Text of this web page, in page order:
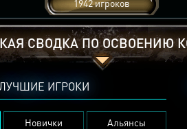
1942 игроков
СВОДКА ПО ОСВОЕНИЮ
ЛУЧШИЕ ИГРОКИ
Новички Альянсы